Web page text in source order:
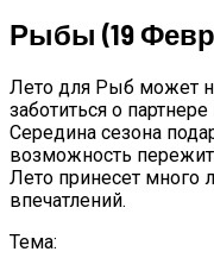
Рыбы (19
Лето для Рыб может
заботиться о
Середина сезона
возможность
Лето принесет много
впечатлений.
Тема: